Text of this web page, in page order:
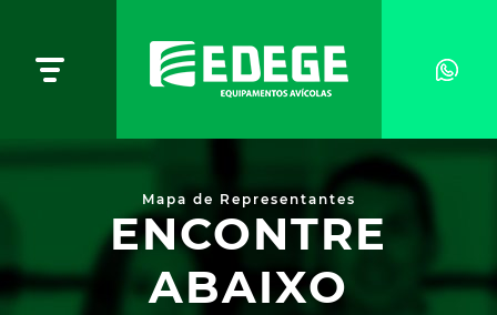
Mapa de Representantes
ENCONTRE
ABAIXO